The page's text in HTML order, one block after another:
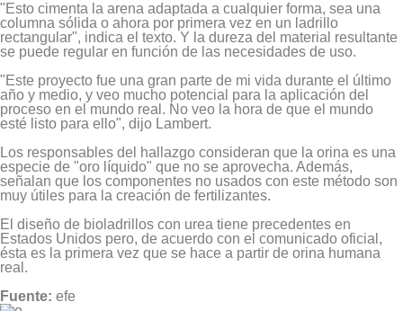
"Esto cimenta la arena adaptada a cualquier forma, sea una
columna sólida o ahora por primera vez en un ladrillo
rectangular", indica el texto. Y la dureza del material resultante
se puede regular en función de las necesidades de uso.
"Este proyecto fue una gran parte de mi vida durante el último
año y medio, y veo mucho potencial para la aplicación del
proceso en el mundo real. No veo la hora de que el mundo
esté listo para ello", dijo Lambert.
Los responsables del hallazgo consideran que la orina es una
especie de "oro líquido" que no se aprovecha. Además,
señalan que los componentes no usados con este método son
muy útiles para la creación de fertilizantes.
El diseño de bioladrillos con urea tiene precedentes en
Estados Unidos pero, de acuerdo con el comunicado oficial,
ésta es la primera vez que se hace a partir de orina humana
real.
Fuente: efe